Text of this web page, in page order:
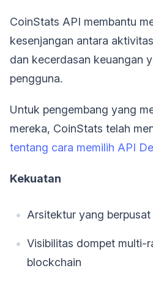
CoinStats API membantu
kesenjangan antara
dan kecerdasan keuangan
pengguna.
Untuk pengembang yang
mereka, CoinStats telah
tentang cara memilih API
Kekuatan
Arsitektur yang
Visibilitas dompet multi-
blockchain